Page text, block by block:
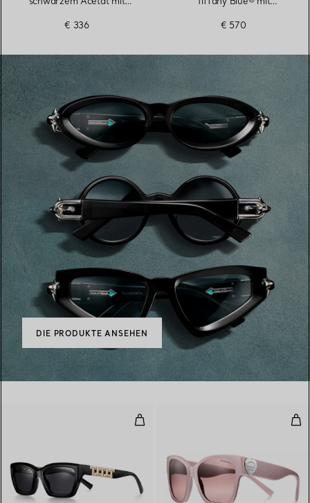
Gläsern
€ 336
€ 570
DIE PRODUKTE ANSEHEN
True Sonnenbrille aus